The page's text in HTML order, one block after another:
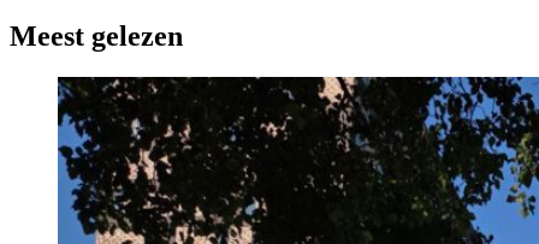
Meest gelezen